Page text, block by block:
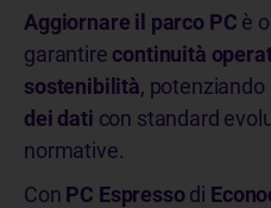
Aggiornare il parco PC è
garantire continuità
sostenibilità,
dei dati con standard
normative.
Con PC Espressodi